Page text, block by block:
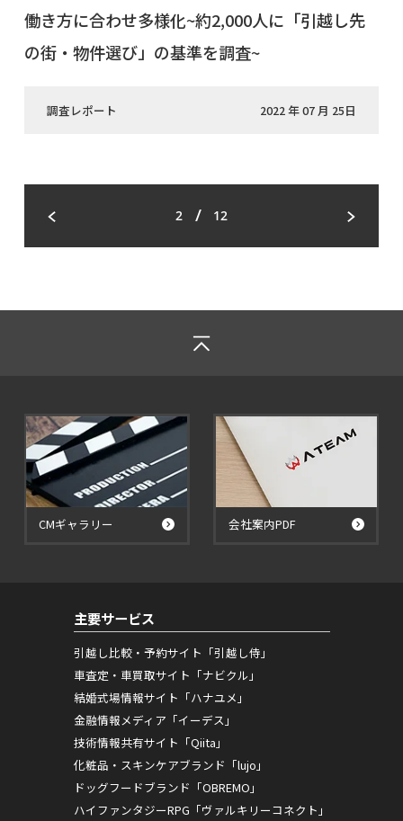
働き方に合わせ多様化~約2,000人に「引越し先
の街・物件選び」の基準を調査~
調査レポート 2022 年 07 月 25日
2 / 12
CMギャラリー 会社案内PDF
主要サービス
引越し比較・予約サイト「引越し侍」
車査定・車買取サイト「ナビクル」
結婚式場情報サイト「ハナユメ」
金融情報メディア「イーデス」
技術情報共有サイト「Qiita」
化粧品・スキンケアブランド「lujo」
ドッグフードブランド「OBREMO」
ハイファンタジーRPG「ヴァルキリーコネクト」